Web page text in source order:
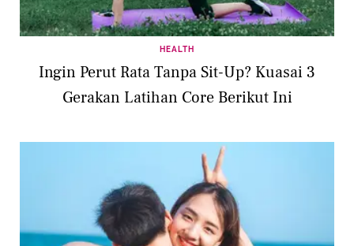
HEALTH
Ingin Perut Rata Tanpa Sit-Up? Kuasai 3
Gerakan Latihan Core Berikut Ini